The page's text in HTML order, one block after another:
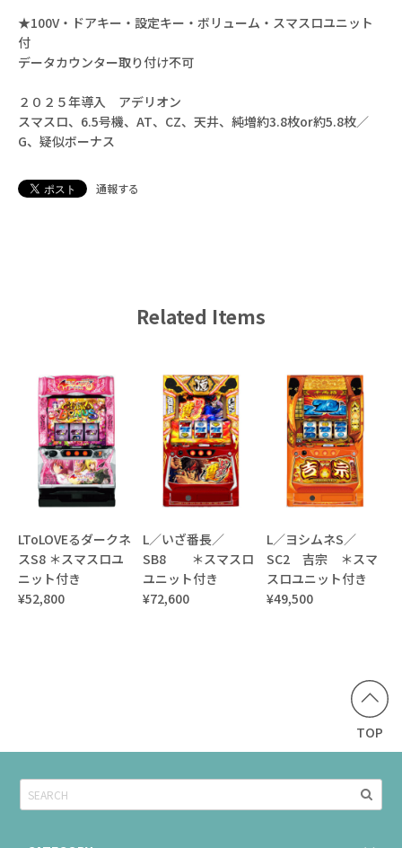
★100V・ドアキー・設定キー・ボリューム・スマスロユニット
付
データカウンター取り付け不可
２０２５年導入 アデリオン
スマスロ、6.5号機、AT、CZ、天井、純増約3.8枚or約5.8枚／
G、疑似ボーナス
通報する
Related Items
LToLOVEるダークネ
スS8 ＊スマスロユ
ニット付き
¥52,800
L／いざ番長／
SB8 ＊スマスロ
ユニット付き
¥72,600
L／ヨシムネS／
SC2 吉宗 ＊スマ
スロユニット付き
¥49,500
TOP